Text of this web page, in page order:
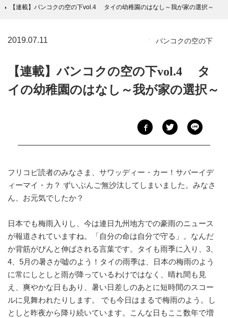
【連載】バンコクの空の下vol.4 タイの幼稚園のはなし～我が家の選択～
2019.07.11 バンコクの空の下
【連載】バンコクの空の下vol.4 タ
イの幼稚園のはなし～我が家の選択～
フリコピ読者のみなさま、サワッディー・カー！サバーイデ
ィーマイ・カ？ ずいぶんご無沙汰してしまいました。みなさ
ん、お元気でしたか？
日本でも梅雨入りし、今は連日九州地方での豪雨のニュース
が報道されていますね。「自分の命は自分で守る」。なんだ
か背筋がぴんと伸ばされる言葉です。タイも雨季に入り、3、
4、5月の暑さが嘘のよう！タイの雨季は、日本の梅雨のよう
に常にしとしと雨が降っているわけではなく、晴れ間も見
え、爽やかな日もあり、暑い日差しのあとに短時間のスコー
ルに見舞われたりします。 でも今日はまるで梅雨のよう。し
としと昨夜から降り続いています。こんな日もここ数年で増